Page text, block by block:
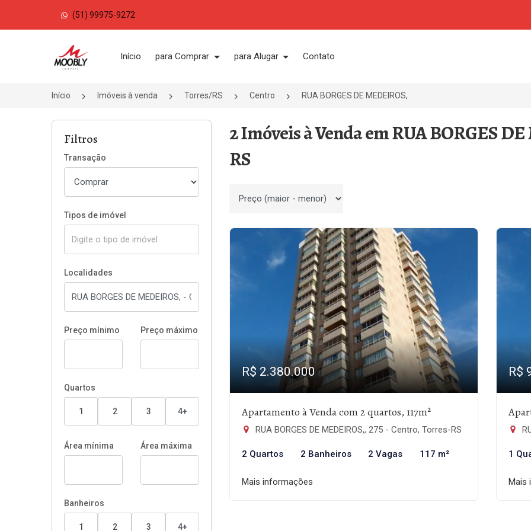
(51) 99975-9272
Página inicial
Início para Comprar para Alugar Contato
Início Imóveis à venda Torres/RS Centro RUA BORGES DE MEDEIROS,
Filtros
Transação
Tipos de imóvel
Localidades
Preço mínimo Preço máximo
Quartos
1 2 3 4+
Área mínima Área máxima
Banheiros
1 2 3 4+
2 Imóveis à Venda em RUA BORGES
RS
Ordenar por
R$ 2.380.000
Apartamento à Venda com 2 quartos, 117m²
RUA BORGES DE MEDEIROS,, 275 - Centro, Torres-RS
2 Quartos 2 Banheiros 2 Vagas 117 m²
Mais informações
R$
1
Mais